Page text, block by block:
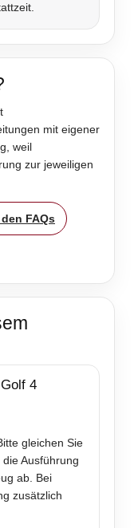
mit eigener
weil
zur jeweiligen
FAQs
4
gleichen Sie
Ausführung
ab. Bei
zusätzlich